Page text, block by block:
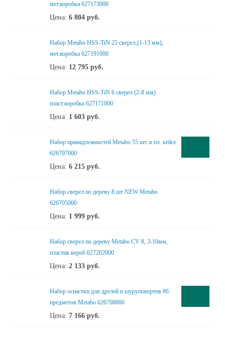
мет.коробка 627173000
Цена: 6 804 руб.
Набор Metabo HSS-TiN 25 сверел,(1-13 мм),
мет.коробка 627191000
Цена: 12 795 руб.
Набор Metabo HSS-TiN 6 сверел (2-8 мм)
пласт.коробка 627171000
Цена: 1 603 руб.
Набор принадлежностей Metabo 55 шт. в пл. кейсе
626707000
Цена: 6 215 руб.
Набор сверел по дереву 8 шт NEW Metabo
626705000
Цена: 1 999 руб.
Набор сверел по дереву Metabo CV 8, 3-10мм,
пластик.короб 627202000
Цена: 2 133 руб.
Набор оснастки для дрелей и шуруповертов 86
предметов Metabo 626708000
Цена: 7 166 руб.